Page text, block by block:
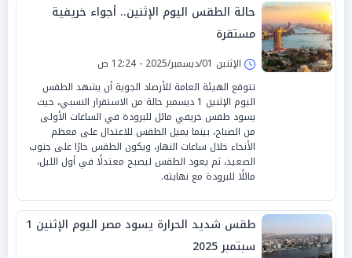
حالة الطقس اليوم الإثنين.. أجواء خريفية
مستقرة
الإثنين 01/ديسمبر/2025 - 12:24 ص
تتوقع الهيئة العامة للأرصاد الجوية أن يشهد الطقس
اليوم الإثنين 1 ديسمبر حالة من الاستقرار النسبي، حيث
يسود طقس خريفي مائل للبرودة في الساعات الأولى
من الصباح، بينما يميل الطقس للاعتدال على معظم
الأنحاء خلال ساعات النهار، ويكون الطقس حارًا على جنوب
الصعيد، ثم يعود الطقس ليصبح معتدلًا في أول الليل،
مائلًا للبرودة مع نهايته.
طقس شديد الحرارة يسود مصر اليوم الإثنين 1
سبتمبر 2025